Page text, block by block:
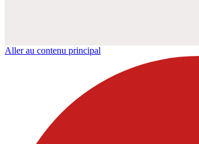
Aller au contenu principal